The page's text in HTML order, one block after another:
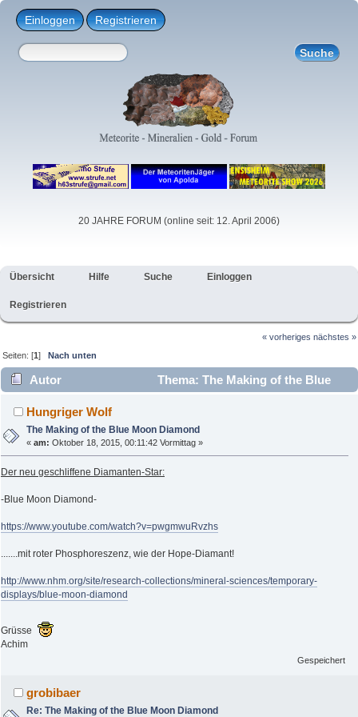
Einloggen Registrieren
20 JAHRE FORUM (online seit: 12. April 2006)
Übersicht Hilfe Suche Einloggen
Registrieren
« vorheriges nächstes »
Seiten: [1]Nach unten
Autor
Thema: The Making of the Blue
Moon Diamond (Gelesen 7657 mal)
Hungriger Wolf
The Making of the Blue Moon Diamond
«am: Oktober 18, 2015, 00:11:42 Vormittag »
Der neu geschliffene Diamanten-Star:
-Blue Moon Diamond-
https://www.youtube.com/watch?v=pwgmwuRvzhs
.......mit roter Phosphoreszenz, wie der Hope-Diamant!
http://www.nhm.org/site/research-collections/mineral-sciences/temporary-
displays/blue-moon-diamond
Grüsse
Achim
Gespeichert
grobibaer
Re: The Making of the Blue Moon Diamond